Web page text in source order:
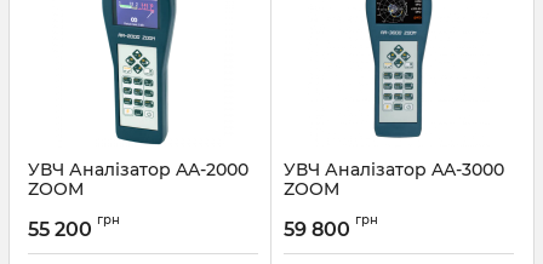
УВЧ Аналізатор AA-2000
ZOOM
55 200 грн
УВЧ Аналізатор AA-3000
ZOOM
59 800 грн